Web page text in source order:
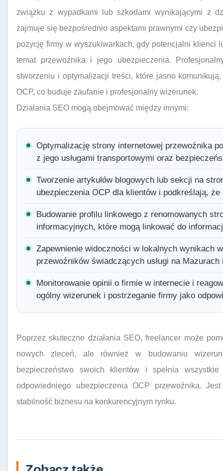
związku z wypadkami lub szkodami wynikającymi z
zajmuje się bezpośrednio aspektami prawnymi czy
pozycję firmy w wyszukiwarkach, gdy potencjalni klienci
temat przewoźnika i jego ubezpieczenia.
stworzeniu i optymalizacji treści, które jasno
OCP, co buduje zaufanie i profesjonalny wizerunek.
Działania SEO mogą obejmować między innymi:
Optymalizację strony internetowej przewoźnika
z jego usługami transportowymi oraz
Tworzenie artykułów blogowych lub sekcji na
ubezpieczenia OCP dla klientów i podkreślają,
Budowanie profilu linkowego z renomowanych
informacyjnych, które mogą linkować do
Zapewnienie widoczności w lokalnych wynikach
przewoźników świadczących usługi na
Monitorowanie opinii o firmie w internecie i
ogólny wizerunek i postrzeganie firmy jako
Poprzez skuteczne działania SEO, freelancer może
nowych zleceń, ale również w budowaniu
bezpieczeństwo swoich klientów i spełnia
odpowiedniego ubezpieczenia OCP przewoźnika.
stabilność biznesu na konkurencyjnym rynku.